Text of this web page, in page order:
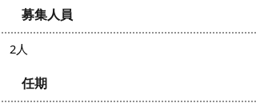
募集人員
2人
任期